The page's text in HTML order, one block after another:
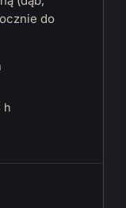
do
h